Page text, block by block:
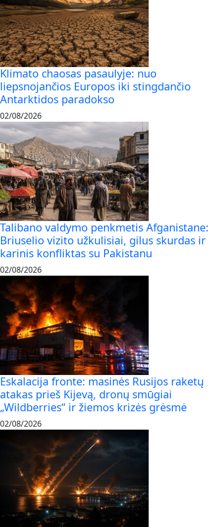
Klimato chaosas pasaulyje: nuo
liepsnojančios Europos iki stingdančio
Antarktidos paradokso
02/08/2026
Talibano valdymo penkmetis Afganistane:
Briuselio vizito užkulisiai, gilus skurdas ir
karinis konfliktas su Pakistanu
02/08/2026
Eskalacija fronte: masinės Rusijos raketų
atakas prieš Kijevą, dronų smūgiai
„Wildberries“ ir žiemos krizės grėsmė
02/08/2026